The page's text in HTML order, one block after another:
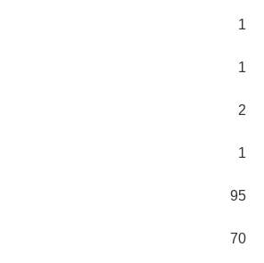
1
1
2
1
95
70